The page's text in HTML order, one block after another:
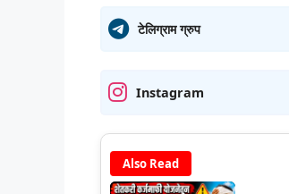
टेलिग्राम ग्रुप
Instagram
Also Read